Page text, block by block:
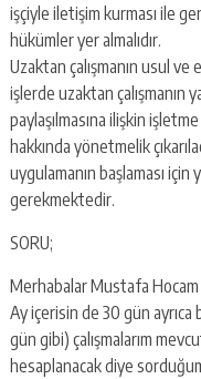
işçiyle iletişim kurması ile
hükümler yer almalıdır.
Uzaktan çalışmanın usul
işlerde uzaktan çalışmanın
paylaşılmasına ilişkin
hakkında yönetmelik
uygulamanın başlaması için
gerekmektedir.
SORU;
Merhabalar Mustafa Hocam
Ay içerisin de 30 gün ayrıca
gün gibi) çalışmalarım
hesaplanacak diye